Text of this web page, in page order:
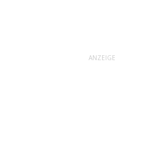
ANZEIGE